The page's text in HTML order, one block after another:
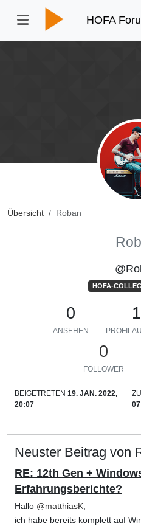
HOFA
Übersicht Roban
HOFA-
0
ANSEHEN
1
0
FOLLOWER
BEIGETRETEN 19. JAN. 2022,
20:07
Neuster Beitrag von
RE: 12th Gen +
Erfahrungsberichte?
Hallo @matthiasK
ich habe bereits komplett auf